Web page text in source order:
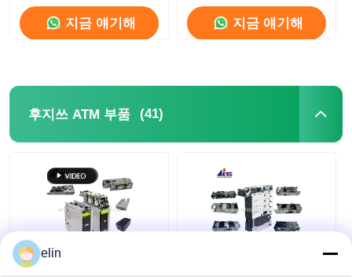
ATM 예비 부품
동전 재활용기
지금 얘기해 지금 얘기해
후지쓰 ATM 부품 (41)
F53 F56 후지쓰 ATM GSR50 Fujitsu ATM 부
elin